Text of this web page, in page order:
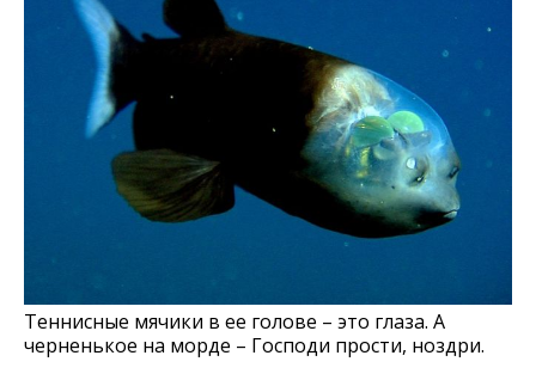
Теннисные мячики в ее голове – это глаза. А
черненькое на морде – Господи прости, ноздри.